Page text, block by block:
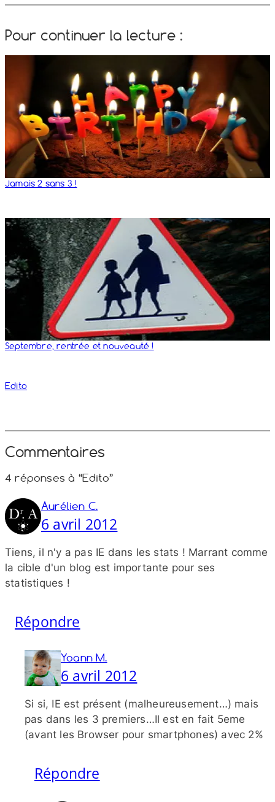
Pour continuer la lecture :
Jamais 2 sans 3 !
Septembre, rentrée et nouveauté !
Edito
Commentaires
4 réponses à “Edito”
Aurélien C.
6 avril 2012
Tiens, il n'y a pas IE dans les stats ! Marrant comme
la cible d'un blog est importante pour ses
statistiques !
Répondre
Yoann M.
6 avril 2012
Si si, IE est présent (malheureusement…) mais
pas dans les 3 premiers…Il est en fait 5eme
(avant les Browser pour smartphones) avec 2%
Répondre